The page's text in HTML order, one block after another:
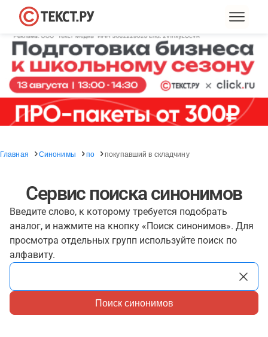
Главная Синонимы по покупавший в складчину
Сервис поиска синонимов
Введите слово, к которому требуется подобрать
аналог, и нажмите на кнопку «Поиск синонимов». Для
просмотра отдельных групп используйте поиск по
алфавиту.
Поиск синонимов